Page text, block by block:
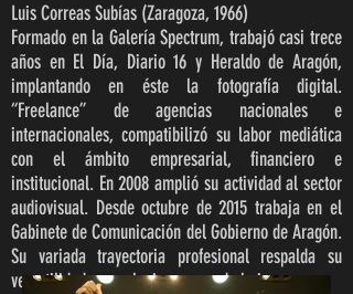
Luis Correas Subías (Zaragoza, 1966)
Formado en la Galería Spectrum, trabajó casi trece
años en El Día, Diario 16 y Heraldo de Aragón,
implantando en éste la fotografía digital.
“Freelance” de agencias nacionales e
internacionales, compatibilizó su labor mediática
con el ámbito empresarial, financiero e
institucional. En 2008 amplió su actividad al sector
audiovisual. Desde octubre de 2015 trabaja en el
Gabinete de Comunicación del Gobierno de Aragón.
Su variada trayectoria profesional respalda su
versatilidad en cualquier campo de la imagen